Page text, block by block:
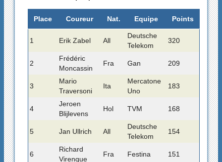
Place Coureur Nat. Equipe Points
1 Erik Zabel All
Deutsche
Telekom
320
2
Frédéric
Moncassin
Fra Gan 209
3
Mario
Traversoni
Ita
Mercatone
Uno
183
4
Jeroen
Blijlevens
Hol TVM 168
5 Jan Ullrich All
Deutsche
Telekom
154
6
Richard
Virenque
Fra Festina 151